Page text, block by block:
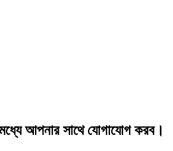
আপনার সাথে যোগাযোগ করব।